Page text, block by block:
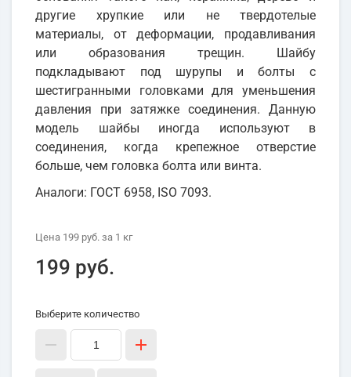
другие хрупкие или не твердотелые
материалы, от деформации, продавливания
или образования трещин. Шайбу
подкладывают под шурупы и болты с
шестигранными головками для уменьшения
давления при затяжке соединения. Данную
модель шайбы иногда используют в
соединения, когда крепежное отверстие
больше, чем головка болта или винта.
Аналоги: ГОСТ 6958, ISO 7093.
Цена 199 руб. за 1 кг
199 руб.
Выберите количество